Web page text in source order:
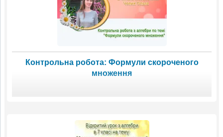
Контрольна робота: Формули скороченого
множення